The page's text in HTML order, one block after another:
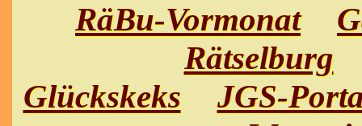
RäBu-Vormonat
Rätselburg
Glückskeks
JGS-